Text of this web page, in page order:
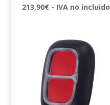
213,90€ - IVA no incluido